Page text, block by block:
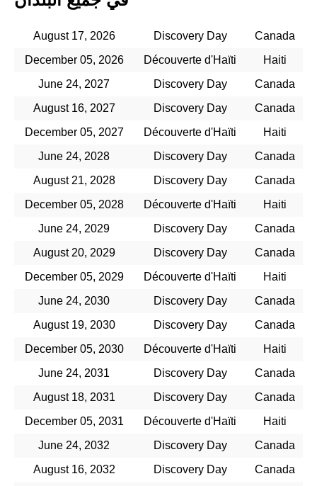
August 17, 2026 Discovery Day
Canada
December 05, 2026
Découverte d'Haïti
Haiti
June 24, 2027
Discovery Day
Canada
August 16, 2027
Discovery Day
Canada
December 05, 2027
Découverte d'Haïti
Haiti
June 24, 2028
Discovery Day
Canada
August 21, 2028
Discovery Day
Canada
December 05, 2028
Découverte d'Haïti
Haiti
June 24, 2029
Discovery Day
Canada
August 20, 2029
Discovery Day
Canada
December 05, 2029
Découverte d'Haïti
Haiti
June 24, 2030
Discovery Day
Canada
August 19, 2030
Discovery Day
Canada
December 05, 2030
Découverte d'Haïti
Haiti
June 24, 2031
Discovery Day
Canada
August 18, 2031
Discovery Day
Canada
December 05, 2031
Découverte d'Haïti
Haiti
June 24, 2032
Discovery Day
Canada
August 16, 2032
Discovery Day
Canada